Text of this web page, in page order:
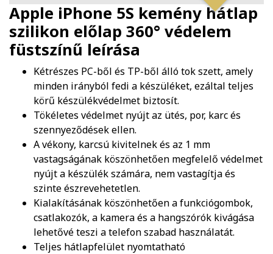
Apple iPhone 5S kemény hátlap
szilikon előlap 360° védelem
füstszínű leírása
Kétrészes PC-ből és TP-ből álló tok szett, amely
minden irányból fedi a készüléket, ezáltal teljes
körű készülékvédelmet biztosít.
Tökéletes védelmet nyújt az ütés, por, karc és
szennyeződések ellen.
A vékony, karcsú kivitelnek és az 1 mm
vastagságának köszönhetően megfelelő védelmet
nyújt a készülék számára, nem vastagítja és
szinte észrevehetetlen.
Kialakításának köszönhetően a funkciógombok,
csatlakozók, a kamera és a hangszórók kivágása
lehetővé teszi a telefon szabad használatát.
Teljes hátlapfelület nyomtatható